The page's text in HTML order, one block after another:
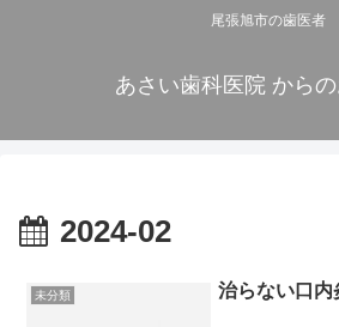
尾張旭市の歯医者
あさい歯科医院 から
2024-02
未分類 治らない口内